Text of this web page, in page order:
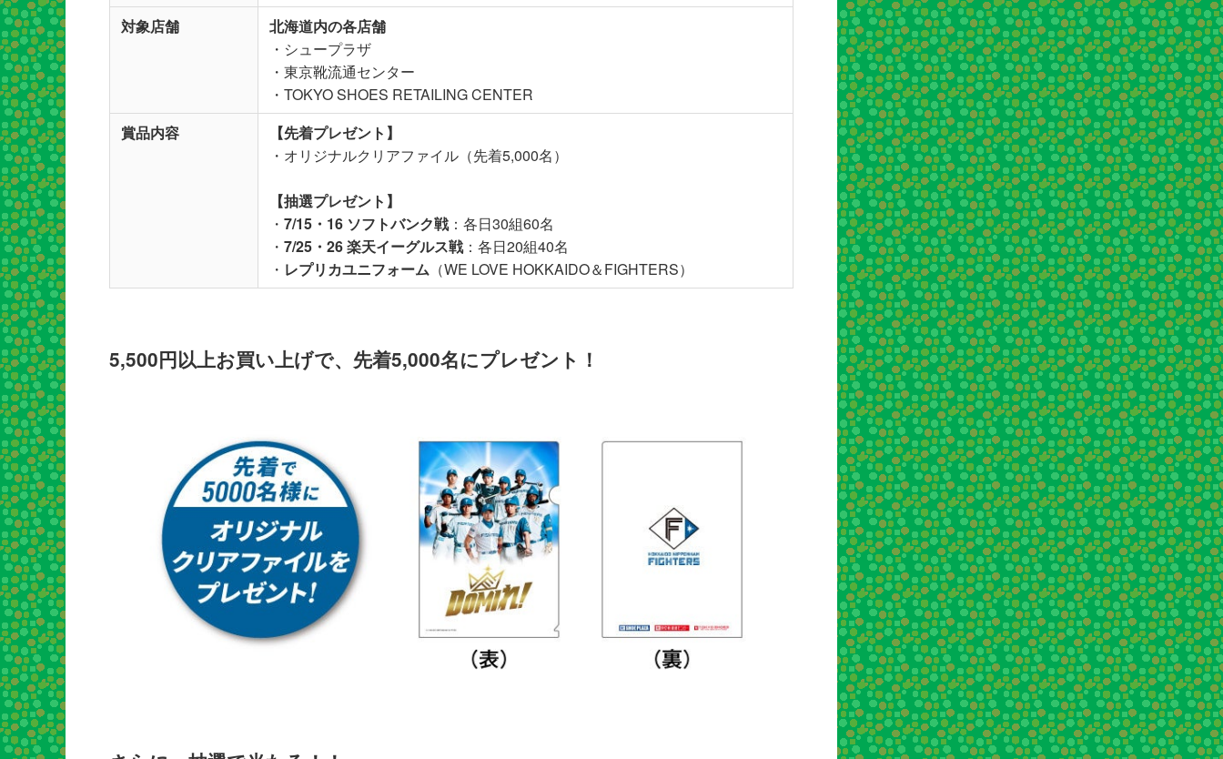
対象店舗
北海道内の各店舗
・シュープラザ
・東京靴流通センター
・TOKYO SHOES RETAILING CENTER
賞品内容
【先着プレゼント】
・オリジナルクリアファイル（先着5,000名）
【抽選プレゼント】
・ 7/15・16 ソフトバンク戦：各日30組60名
・ 7/25・26 楽天イーグルス戦：各日20組40名
・ レプリカユニフォーム （WE LOVE HOKKAIDO＆FIGHTERS）
5,500円以上お買い上げで、先着5,000名にプレゼント！